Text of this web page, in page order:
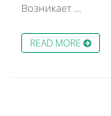
Возникает …
READ MORE